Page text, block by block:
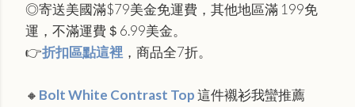
◎寄送美國滿$79美金免運費，其他地區滿 199免
運，不滿運費＄6.99美金。
👉折扣區點這裡 ，商品全7折。
🔸 Bolt White Contrast Top這件襯衫我蠻推薦